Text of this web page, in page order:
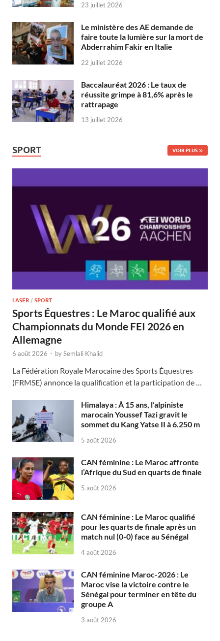
23 juillet 2026
Le ministère des AE demande de
faire toute la lumière sur la mort de
Abderrahim Fakir en Italie
22 juillet 2026
Baccalauréat 2026 : Le taux de
réussite grimpe à 81,6% après le
rattrapage
13 juillet 2026
SPORT VOIR PLUS
LASER / SPORT
Sports Équestres : Le Maroc qualifié aux
Championnats du Monde FEI 2026 en
Allemagne
6 août 2026 - bySemlali Khalid
La Fédération Royale Marocaine des Sports Équestres
(FRMSE) annonce la qualification et la participation de …
Himalaya : À 15 ans, l’alpiniste
marocain Youssef Tazi gravit le
sommet du Kang Yatse II à 6.250 m
5 août 2026
CAN féminine : Le Maroc affronte
l’Afrique du Sud en quarts de finale
5 août 2026
CAN féminine : Le Maroc qualifié
pour les quarts de finale après un
match nul (0-0) face au Sénégal
4 août 2026
CAN féminine Maroc-2026 : Le
Maroc vise la victoire contre le
Sénégal pour terminer en tête du
groupe A
3 août 2026